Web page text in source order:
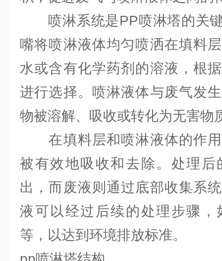
喷淋系统是PP喷淋塔的关键
嘴将喷淋液体均匀喷洒在填料
水或含有化学药剂的溶液，根
进行选择。喷淋液体与废气发
物被溶解、吸收或转化为无害物
在填料层和喷淋液体的作用
被有效地吸收和去除。处理后
出，而废液则通过底部收集系
液可以经过后续的处理步骤，
等，以达到环境排放标准。